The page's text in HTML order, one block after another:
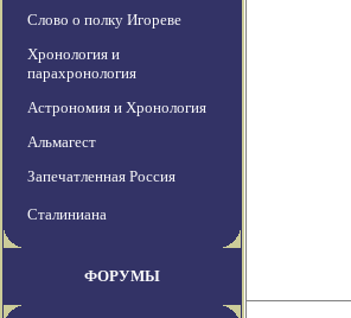
Слово о полку Игореве
Хронология и
парахронология
Астрономия и Хронология
Альмагест
Запечатленная Россия
Сталиниана
ФОРУМЫ